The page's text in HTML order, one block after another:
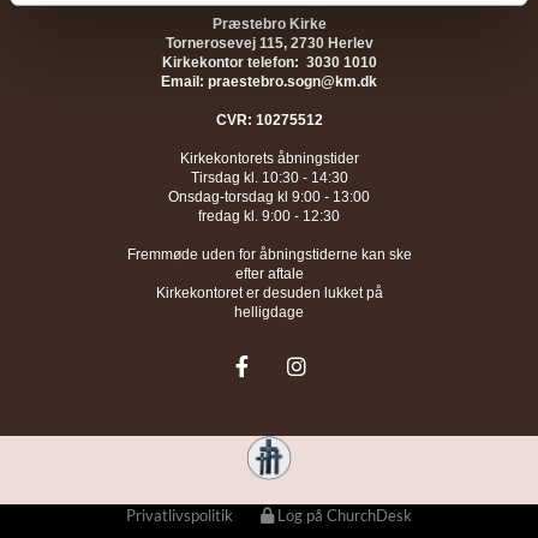
Præstebro Kirke
Tornerosevej 115, 2730 Herlev
Kirkekontor telefon: 3030 1010
Email: praestebro.sogn@km.dk
CVR: 10275512
Kirkekontorets åbningstider
Tirsdag kl. 10:30 - 14:30
Onsdag-torsdag kl 9:00 - 13:00
fredag kl. 9:00 - 12:30
Fremmøde uden for åbningstiderne kan ske
efter aftale
Kirkekontoret er desuden lukket på
helligdage
Privatlivspolitik Log på ChurchDesk